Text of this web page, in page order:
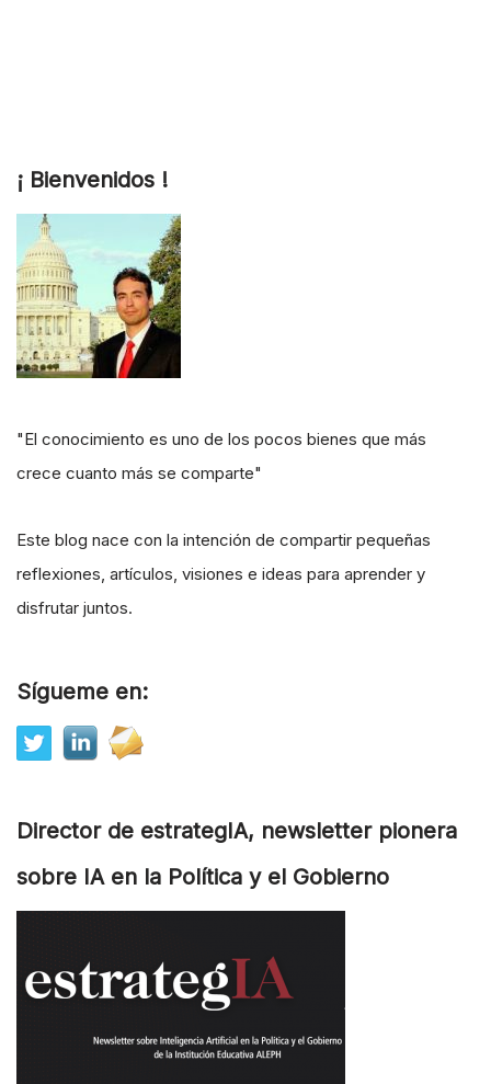
¡ Bienvenidos !
"El conocimiento es uno de los pocos bienes que más
crece cuanto más se comparte"
Este blog nace con la intención de compartir pequeñas
reflexiones, artículos, visiones e ideas para aprender y
disfrutar juntos.
Sígueme en:
Director de estrategIA, newsletter pionera
sobre IA en la Política y el Gobierno